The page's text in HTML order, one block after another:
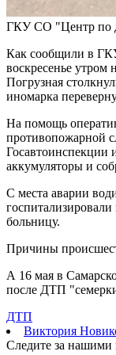
ливня и сильного
10.08.2026 | 10:28
магазине
10.08.2026 | 10:14
Хрустит и не
вывели новые
10.08.2026 | 10:00
В Кинеле 10
электричества
10.08.2026 | 09:54
столбняка
10.08.2026 | 09:50
В "Курумоче" 10
10.08.2026 | 09:39
Народные приметы
в этот день
10.08.2026 | 09:23
В Москве
10.08.2026 | 09:14
Самарцы 10
путей на Ново-
ГКУ СО "Центр по
Как сообщили в
воскресенье
Погрузная
иномарка
На помощь
противопожарной
Госавтоинспекции
аккумуляторы и
С места аварии
больницу.
Причины
А 16 мая в
после ДТП
ДТП
Виктория
Следите за нашими